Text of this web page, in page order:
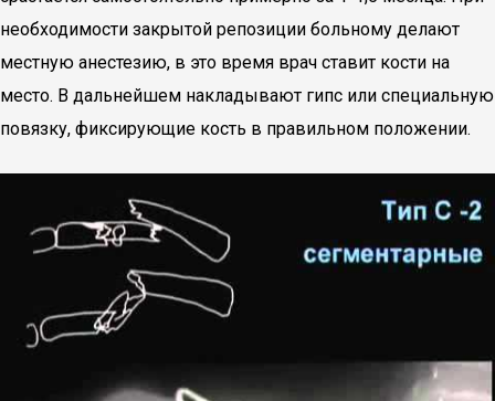
необходимости закрытой репозиции больному делают
местную анестезию, в это время врач ставит кости на
место. В дальнейшем накладывают гипс или специальную
повязку, фиксирующие кость в правильном положении.